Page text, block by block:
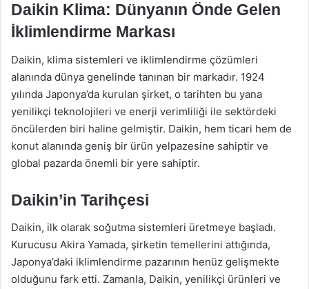
Daikin Klima: Dünyanın Önde Gelen
İklimlendirme Markası
Daikin, klima sistemleri ve iklimlendirme çözümleri
alanında dünya genelinde tanınan bir markadır. 1924
yılında Japonya’da kurulan şirket, o tarihten bu yana
yenilikçi teknolojileri ve enerji verimliliği ile sektördeki
öncülerden biri haline gelmiştir. Daikin, hem ticari hem de
konut alanında geniş bir ürün yelpazesine sahiptir ve
global pazarda önemli bir yere sahiptir.
Daikin’in Tarihçesi
Daikin, ilk olarak soğutma sistemleri üretmeye başladı.
Kurucusu Akira Yamada, şirketin temellerini attığında,
Japonya’daki iklimlendirme pazarının henüz gelişmekte
olduğunu fark etti. Zamanla, Daikin, yenilikçi ürünleri ve